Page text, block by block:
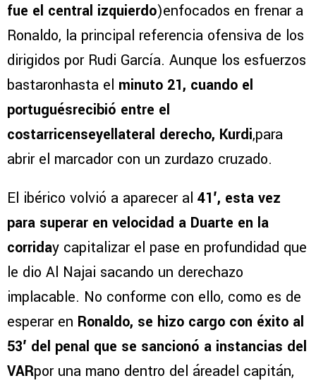
fue el central izquierdo)enfocados en frenar a
Ronaldo, la principal referencia ofensiva de los
dirigidos por Rudi García. Aunque los esfuerzos
bastaronhasta el minuto 21, cuando el
portuguésrecibió entre el
costarricenseyellateral derecho, Kurdi,para
abrir el marcador con un zurdazo cruzado.
El ibérico volvió a aparecer al 41′, esta vez
para superar en velocidad a Duarte en la
corriday capitalizar el pase en profundidad que
le dio Al Najai sacando un derechazo
implacable. No conforme con ello, como es de
esperar en Ronaldo, se hizo cargo con éxito al
53′ del penal que se sancionó a instancias del
VARpor una mano dentro del áreadel capitán,